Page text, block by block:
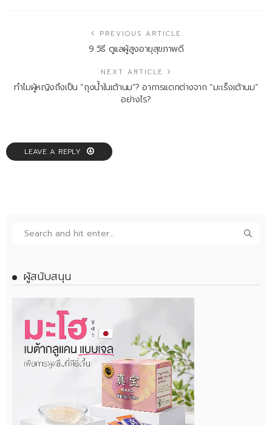
PREVIOUS ARTICLE
9 วิธี ดูแลผู้สูงอายุสุขภาพดี
NEXT ARTICLE
ทำไมผู้หญิงถึงเป็น “ถุงน้ำในเต้านม”? อาการแตกต่างจาก “มะเร็งเต้านม”
อย่างไร?
LEAVE A REPLY
ผู้สนับสนุน